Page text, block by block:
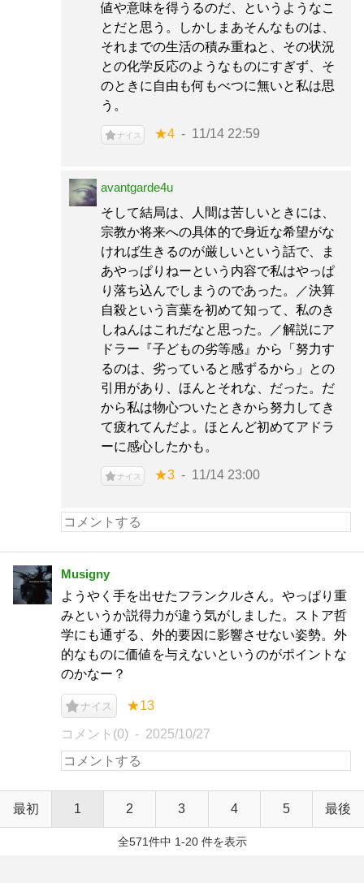
値や意味を得うるのだ、というようなこ
とだと思う。しかしまあそんなものは、
それまでの生活の積み重ねと、その状況
との化学反応のようなものにすぎず、そ
のときに自由も何もべつに無いと私は思
う。
ナイス ★4 11/14 22:59
avantgarde4u
そして結局は、人間は苦しいときには、
宗教か将来への具体的で身近な希望がな
ければ生きるのが厳しいという話で、ま
あやっぱりねーという内容で私はやっぱ
り落ち込んでしまうのであった。／決算
自殺という言葉を初めて知って、私のき
しねんはこれだなと思った。／解説にア
ドラー『子どもの劣等感』から「努力す
るのは、劣っていると感ずるから」との
引用があり、ほんとそれな、だった。だ
から私は物心ついたときから努力してき
て疲れてんだよ。ほとんど初めてアドラ
ーに感心したかも。
ナイス ★3 11/14 23:00
Musigny
ようやく手を出せたフランクルさん。やっぱり重
みというか説得力が違う気がしました。ストア哲
学にも通ずる、外的要因に影響させない姿勢。外
的なものに価値を与えないというのがポイントな
のかなー？
ナイス ★13
コメント(0) 2025/10/27
最初 1 2 3 4 5 最後
全571件中 1-20 件を表示